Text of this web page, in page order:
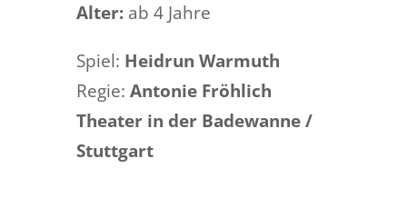
Alter: ab 4 Jahre
Spiel: Heidrun Warmuth
Regie: Antonie Fröhlich
Theater in der Badewanne /
Stuttgart